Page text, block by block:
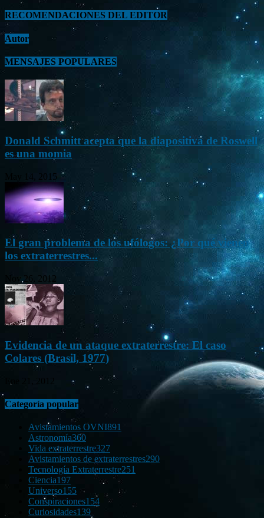
RECOMENDACIONES DEL EDITOR
Autor
MENSAJES POPULARES
Donald Schmitt acepta que la diapositiva de Roswell
es una momia
May 14, 2015
El gran problema de los ufólogos: ¿Por qué vienen
los extraterrestres...
Nov 26, 2012
Evidencia de un ataque extraterrestre: El caso
Colares (Brasil, 1977)
Categoría popular
Avistamientos OVNI891
Astronomía360
Vida extraterrestre327
Avistamientos de extraterrestres290
Tecnología Extraterrestre251
Ciencia197
Universo155
Conspiraciones154
Curiosidades139